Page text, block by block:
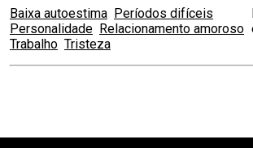
Baixa autoestima Períodos difíceis
Personalidade Relacionamento amoroso
Trabalho Tristeza